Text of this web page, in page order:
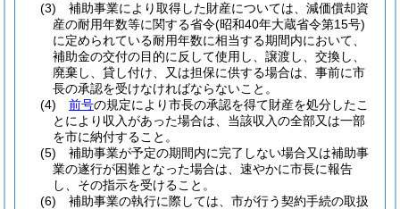
(3)
補助事業により取得した財産については、減価償却資
産の耐用年数等に関する省令(昭和40年大蔵省令第15号)
に定められている耐用年数に相当する期間内において、
補助金の交付の目的に反して使用し、譲渡し、交換し、
廃棄し、貸し付け、又は担保に供する場合は、事前に市
長の承認を受けなければならないこと。
(4)
前号の規定により市長の承認を得て財産を処分したこ
とにより収入があった場合は、当該収入の全部又は一部
を市に納付すること。
(5)
補助事業が予定の期間内に完了しない場合又は補助事
業の遂行が困難となった場合は、速やかに市長に報告
し、その指示を受けること。
(6)
補助事業の執行に際しては、市が行う契約手続の取扱